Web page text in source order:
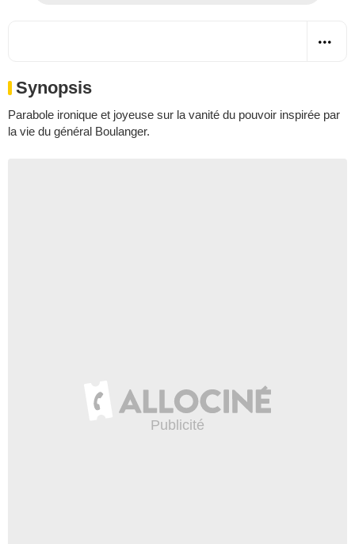
Synopsis
Parabole ironique et joyeuse sur la vanité du pouvoir inspirée par
la vie du général Boulanger.